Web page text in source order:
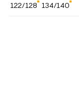
122/128 134/140